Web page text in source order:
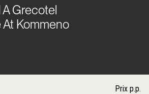
Grecotel
At Kommeno
Prix p.p.